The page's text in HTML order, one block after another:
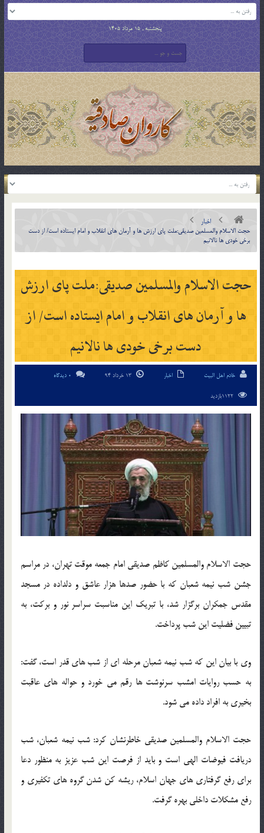
پنجشنبه , 15 مرداد 1405
اخبار
حجت الاسلام والمسلمین صدیقی:ملت پای ارزش ها و آرمان های انقلاب و امام ایستاده است/ از دست
برخی خودی ها نالانیم
حجت الاسلام والمسلمین صدیقی:ملت پای ارزش
ها و آرمان های انقلاب و امام ایستاده است/ از
دست برخی خودی ها نالانیم
خادم اهل البیت اخبار 0 دیدگاه
حجت الاسلام والمسلمین کاظم صدیقی امام جمعه موقت تهران، در مراسم
جشن شب نیمه شعبان که با حضور صدها هزار عاشق و دلداده در مسجد
مقدس جمکران برگزار شد، با تبریک این مناسبت سراسر نور و برکت، به
تبیین فضلیت این شب پرداخت.
وی با بیان این که شب نیمه شعبان مرحله ای از شب های قدر است، گفت:
به حسب روایات امشب سرنوشت ها رقم می خورد و حواله های عاقبت
بخیری به افراد داده می شود.
حجت الاسلام والمسلمین صدیقی خاطرنشان کرد: شب نیمه شعبان، شب
دریافت فیوضات الهی است و باید از فرصت این شب عزیز به منظور دعا
برای رفع گرفتاری های جهان اسلام، ریشه کن شدن گروه های تکفیری و
رفع مشکلات داخلی بهره گرفت.